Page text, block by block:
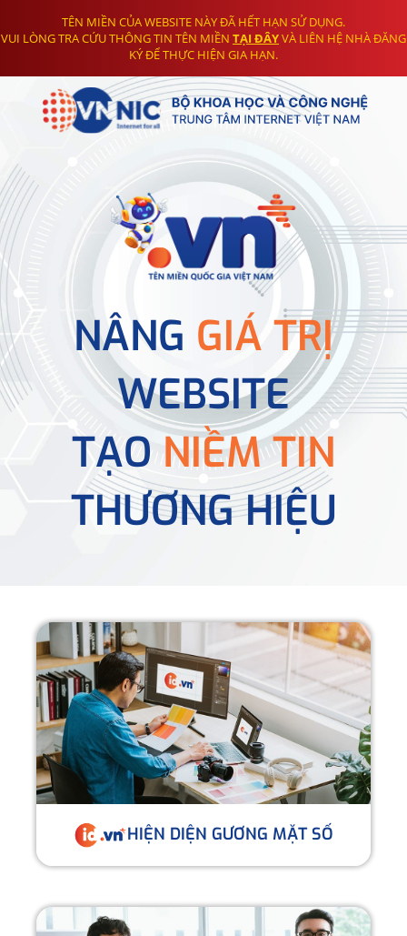
TÊN MIỀN CỦA WEBSITE NÀY ĐÃ HẾT HẠN SỬ DỤNG.
VUI LÒNG TRA CỨU THÔNG TIN TÊN MIỀN TẠI ĐÂYVÀ LIÊN HỆ NHÀ ĐĂNG
KÝ ĐỂ THỰC HIỆN GIA HẠN.
NÂNG GIÁ TRỊ
WEBSITE
TẠONIỀM TIN
THƯƠNG HIỆU
HIỆN DIỆN GƯƠNG MẶT SỐ